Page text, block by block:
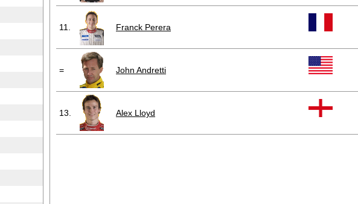
11. Franck Perera
= John Andretti
13. Alex Lloyd